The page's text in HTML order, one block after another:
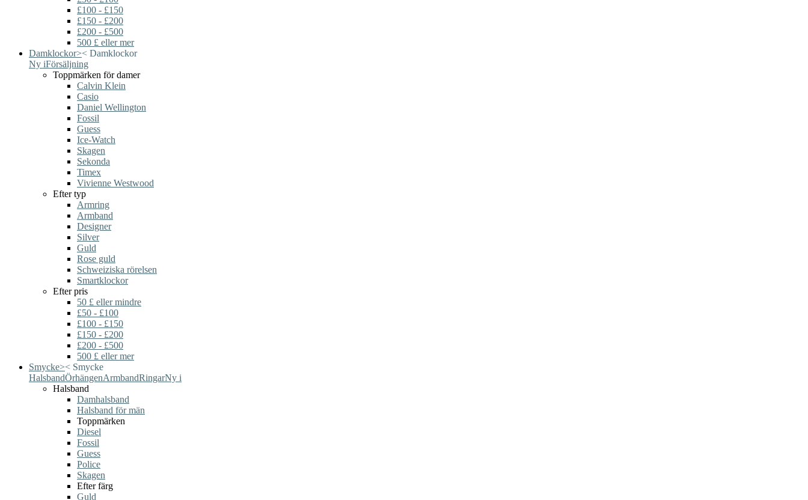
£100 - £150
£150 - £200
£200 - £500
500 £ eller mer
Damklockor>< Damklockor
Ny iFörsäljning
Toppmärken för damer
Calvin Klein
Casio
Daniel Wellington
Fossil
Guess
Ice-Watch
Skagen
Sekonda
Timex
Vivienne Westwood
Efter typ
Armring
Armband
Designer
Silver
Guld
Rose guld
Schweiziska rörelsen
Smartklockor
Efter pris
50 £ eller mindre
£50 - £100
£100 - £150
£150 - £200
£200 - £500
500 £ eller mer
Smycke>< Smycke
HalsbandÖrhängenArmbandRingarNy i
Halsband
Damhalsband
Halsband för män
Toppmärken
Diesel
Fossil
Guess
Police
Skagen
Efter färg
Guld